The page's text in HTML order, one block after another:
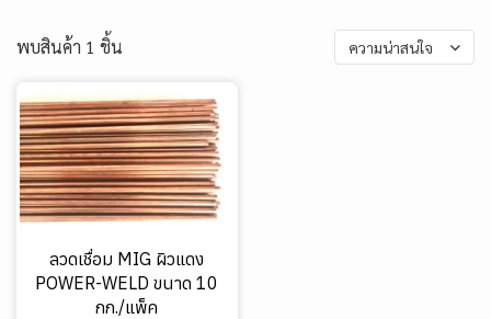
พบสินค้า 1 ชิ้น ความน่าสนใจ
ลวดเชื่อม MIG ผิวแดง
POWER-WELD ขนาด 10
กก./แพ็ค